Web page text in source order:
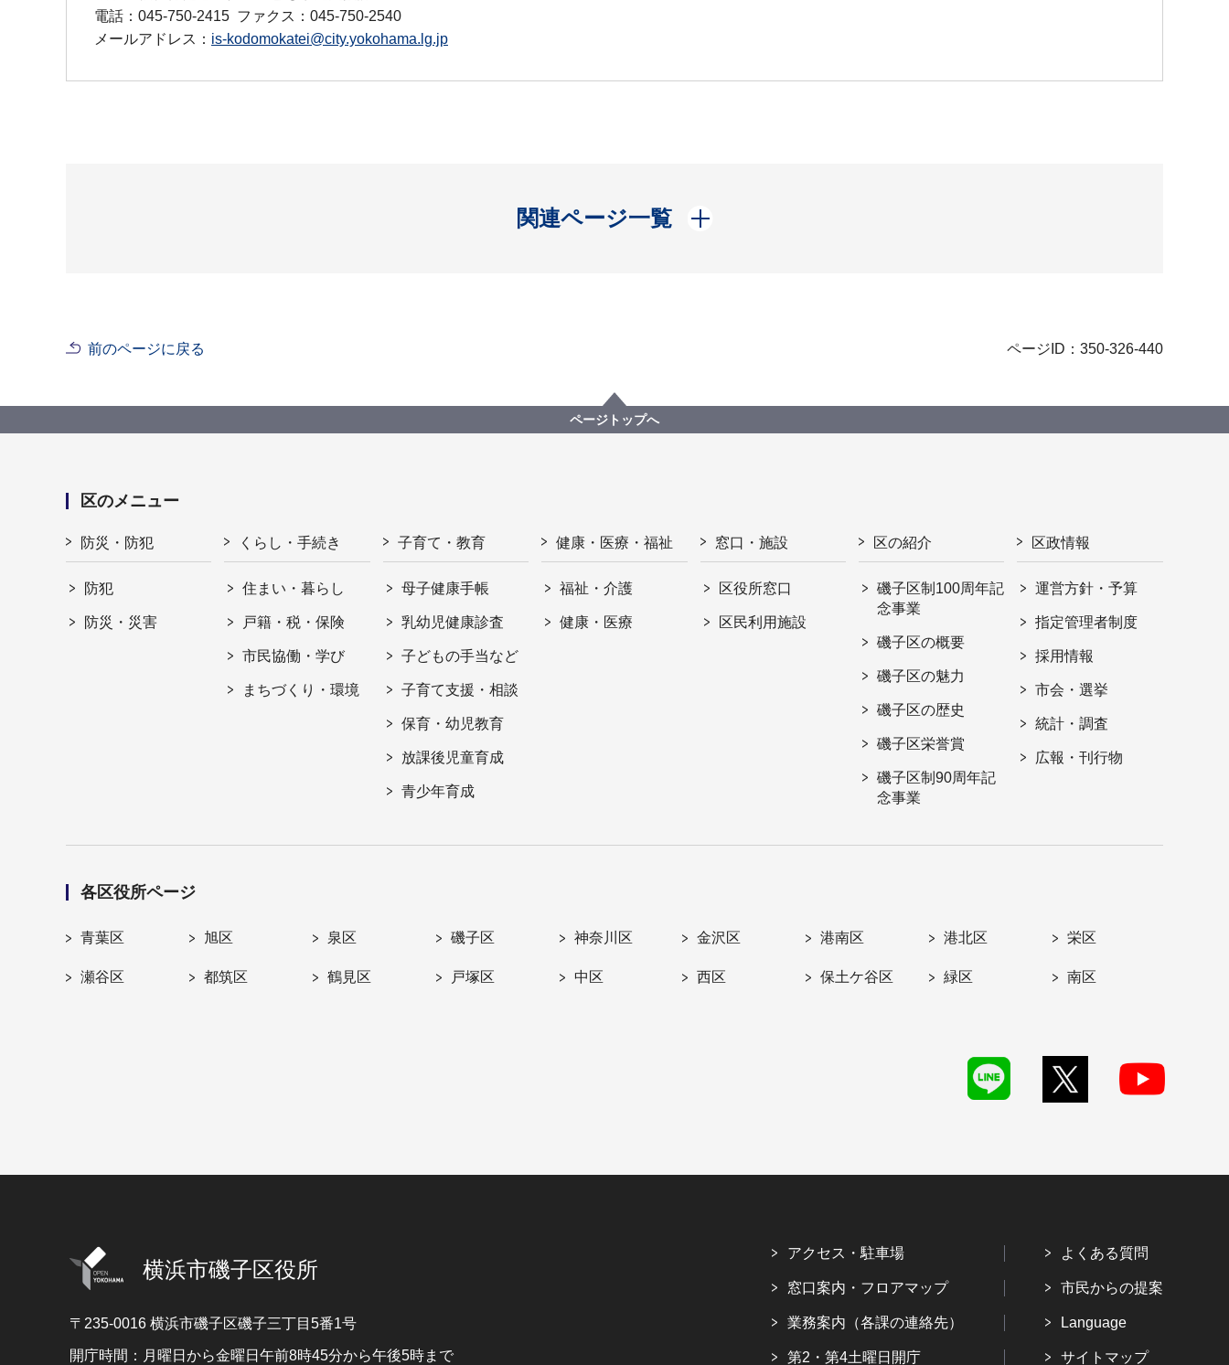
電話：045-750-2415 ファクス：045-750-2540
メールアドレス： is-kodomokatei@city.yokohama.lg.jp
関連ページ一覧
開く
前のページに戻る ページID：350-326-440
ページトップへ
区のメニュー
防災・防犯
防犯
防災・災害
くらし・手続き
住まい・暮らし
戸籍・税・保険
市民協働・学び
まちづくり・環境
子育て・教育
母子健康手帳
乳幼児健康診査
子どもの手当など
子育て支援・相談
保育・幼児教育
放課後児童育成
青少年育成
健康・医療・福祉
福祉・介護
健康・医療
窓口・施設
区役所窓口
区民利用施設
区の紹介
磯子区制100周年記
念事業
磯子区の概要
磯子区の魅力
磯子区の歴史
磯子区栄誉賞
磯子区制90周年記
念事業
区政情報
運営方針・予算
指定管理者制度
採用情報
市会・選挙
統計・調査
広報・刊行物
各区役所ページ
青葉区 旭区 泉区 磯子区 神奈川区 金沢区 港南区 港北区 栄区
瀬谷区 都筑区 鶴見区 戸塚区 中区 西区 保土ケ谷区 緑区 南区
横浜市磯子区役所
〒235-0016 横浜市磯子区磯子三丁目5番1号
開庁時間：月曜日から金曜日午前8時45分から午後5時まで
アクセス・駐車場
窓口案内・フロアマップ
業務案内（各課の連絡先）
第2・第4土曜日開庁
よくある質問
市民からの提案
Language
サイトマップ